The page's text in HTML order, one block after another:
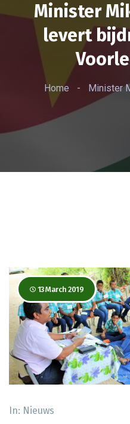
Minister
levert
Home - Minister
13 March 2019
In: Nieuws